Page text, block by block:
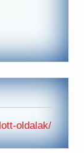
oldalak/